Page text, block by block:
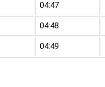
04:47
04:48
04:49